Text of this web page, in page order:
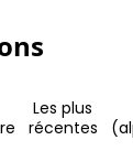
Les plus
récentes